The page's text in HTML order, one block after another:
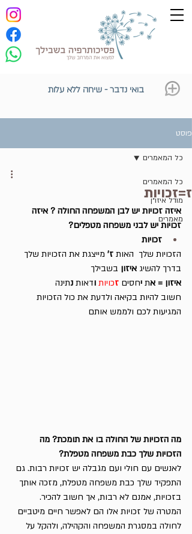
בואי נדבר - שיחה ללא עלות
פוסט
כל המאמרים
מודל איזו״ן
מאמרים
כל המאמרים
ז=זכויות
איזה זכויות יש לבן המשפחה החולה ? איזה
זכויות יש לבני משפחה מטפלים?
זכויות
הזכויות שלך  האות ז' מייצגת את הזכויות שלך
בדרך להשיג איזון בשבילך
איזון = את יחסים זכויות ודאות נתינה
חשוב להיות בקיאה ולדעת את כול הזכויות
המגיעות לכם ולממש אותם
מה הזכויות של החולה בו את תומכת? מה
הזכויות שלך כבת משפחה מטפלת?
לאנשים עם חולי ועם מגבלה יש זכויות רבות. גם
התפקיד שלך כבת משפחה מטפלת, מזכה אותך
בזכויות, אמנם לא רבות, אך חשוב להכיר.
המטרה של זכויות אלו הם לאפשר חיים מיטביים
לחולה במסגרת המשפחה והקהילה, ולהקל על